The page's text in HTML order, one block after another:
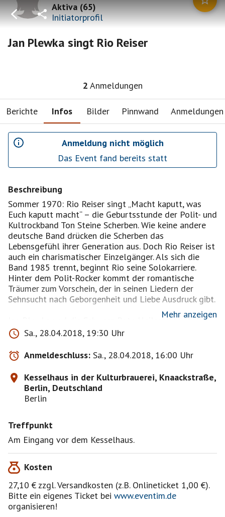
Aktiva(65)
Initiatorprofil
Jan Plewka singt Rio Reiser
2 Anmeldungen
Berichte Infos Bilder Pinnwand Anmeldungen
Anmeldung nicht möglich
Das Event fand bereits statt
Beschreibung
Sommer 1970: Rio Reiser singt „Macht kaputt, was
Euch kaputt macht“ – die Geburtsstunde der Polit- und
Kultrockband Ton Steine Scherben. Wie keine andere
deutsche Band drücken die Scherben das
Lebensgefühl ihrer Generation aus. Doch Rio Reiser ist
auch ein charismatischer Einzelgänger. Als sich die
Band 1985 trennt, beginnt Rio seine Solokarriere.
Hinter dem Polit-Rocker kommt der romantische
Träumer zum Vorschein, der in seinen Liedern der
Sehnsucht nach Geborgenheit und Liebe Ausdruck gibt.
Jan Plewka und die Schwarz-Rote Heilsarmee stellen
diesen verletzlichen Rio ins Zentrum ihres Abends. Und
wenn sie die Lieder des ehemaligen „Königs von
Deutschland“ spielen wie etwa „Halt Dich an Deiner
Liebe fest“, „Alles Lüge“, „Junimond“ oder „Für immer
Dich“, dann geht das über ein bloßes Rockkonzert weit
hinaus. Denn Jan Plewka, der Frontmann von Selig, ist
an diesem Abend Sänger, Musiker und Schauspieler
zugleich. Er ist ganz dicht bei seinem Idol und bleibt
Und das Publikum ist fassungslos, begeistert, berührt.
Es erliegt seiner Stimme und seinem Charme
Hamburg bereits Kult reinsten Wassers und die
Vorstellungen in der Regel schon Wochen vorher
ausverkauft. „Wer vor Glück heulen möchte“, schrieb zur
Premiere das Hamburger Abendblatt, „muß sich diesen
Abend anschauen.“
Mehr anzeigen
Sa., 28.04.2018, 19:30 Uhr
Anmeldeschluss: Sa., 28.04.2018, 16:00 Uhr
Kesselhaus in der Kulturbrauerei, Knaackstraße,
Berlin, Deutschland
Berlin
Treffpunkt
Am Eingang vor dem Kesselhaus.
Kosten
27,10 € zzgl. Versandkosten (z.B. Onlineticket 1,00 €).
Bitte ein eigenes Ticket bei www.eventim.de
organisieren!